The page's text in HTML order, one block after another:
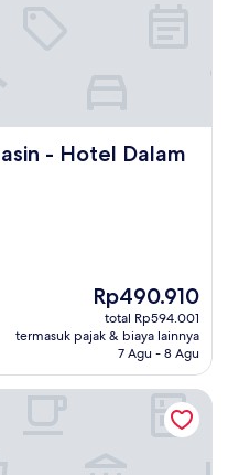
- Hotel Dalam
Dalam Bandara
Harga
sekarang
Rp490.910
Rp490.910
total Rp594.001
termasuk pajak & biaya lainnya
7 Agu - 8 Agu